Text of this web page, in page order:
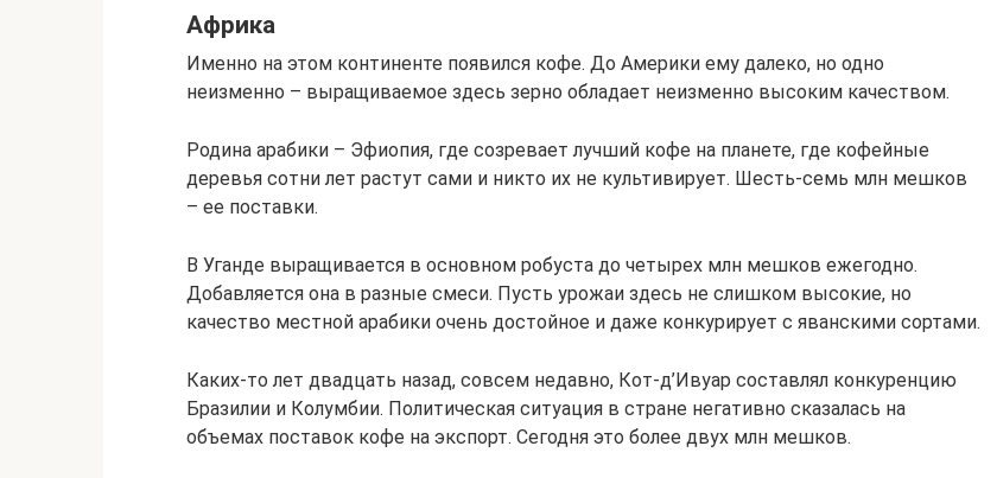
Африка
Именно на этом континенте появился кофе. До Америки ему далеко, но одно
неизменно – выращиваемое здесь зерно обладает неизменно высоким качеством.
Родина арабики – Эфиопия, где созревает лучший кофе на планете, где кофейные
деревья сотни лет растут сами и никто их не культивирует. Шесть-семь млн мешков
– ее поставки.
В Уганде выращивается в основном робуста до четырех млн мешков ежегодно.
Добавляется она в разные смеси. Пусть урожаи здесь не слишком высокие, но
качество местной арабики очень достойное и даже конкурирует с яванскими сортами.
Каких-то лет двадцать назад, совсем недавно, Кот-д’Ивуар составлял конкуренцию
Бразилии и Колумбии. Политическая ситуация в стране негативно сказалась на
объемах поставок кофе на экспорт. Сегодня это более двух млн мешков.